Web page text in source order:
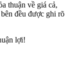
thuận về giá cả,
đều được ghi rõ
lợi!